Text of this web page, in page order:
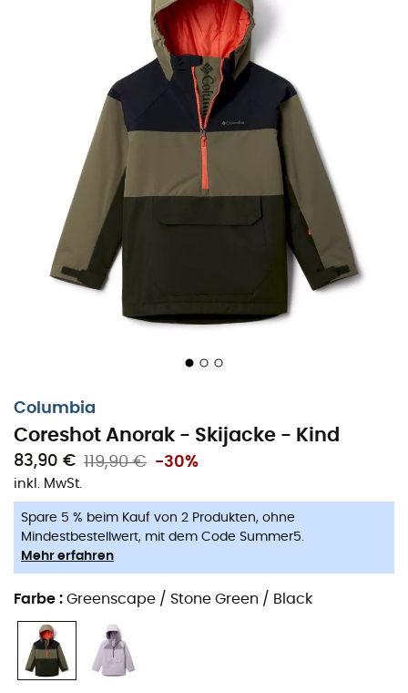
Columbia
Coreshot Anorak - Skijacke - Kind
83,90 € 119,90 € -30%
inkl. MwSt.
Spare 5 % beim Kauf von 2 Produkten, ohne
Mindestbestellwert, mit dem Code Summer5.
Mehr erfahren
Farbe : Greenscape / Stone Green / Black
wasserdichten Technologie
Jacke wird jede Skisession zu einem unvergesslichen
Abenteuer, ohne Angst vor schlechtem Wetter.
Der Columbia Coreshot Anorak zeichnet sich durch sein
cleveres Design
aus. Er ist mit einer
verstellbaren
ausgestattet, die den Kopf effektiv vor eisigen
Böen schützt. Sein
wärmereflektierendes Futter
großer Vorteil, um eine angenehme
Wärme
zu
bewahren, selbst wenn das Thermometer fällt. Eltern
werden seine Robustheit
schätzen, während Kinder
Komfort lieben werden.
Schließlich ist die
mit den geschickt
Taschen
des Columbia Coreshot Anorak
gegeben, perfekt, um Skipässe oder kleine Snacks
auf der Piste!
Wasserdichte und atmungsaktive Omni-Tech™-
Konstruktion mit vollständig versiegelten Nähten
Helmkompatible Kapuze mit Kordelzug
Belüftung unter den Armen für mehr
Atmungsaktivität
Halb-Reißverschluss am Kragen
Seitlicher Reißverschluss für einfachen Zugang